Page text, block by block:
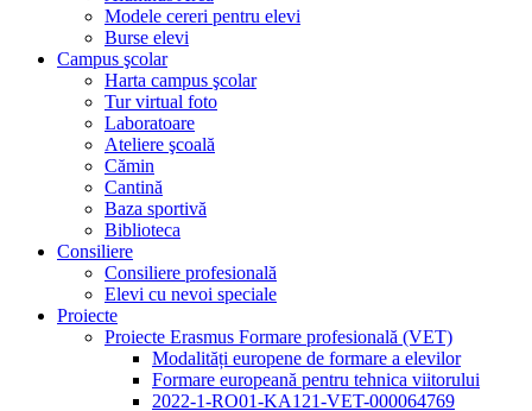
Modele cereri pentru elevi
Burse elevi
Campus şcolar
Harta campus şcolar
Tur virtual foto
Laboratoare
Ateliere şcoală
Cămin
Cantină
Baza sportivă
Biblioteca
Consiliere
Consiliere profesională
Elevi cu nevoi speciale
Proiecte
Proiecte Erasmus Formare profesională (VET)
Modalități europene de formare a elevilor
Formare europeană pentru tehnica viitorului
2022-1-RO01-KA121-VET-000064769